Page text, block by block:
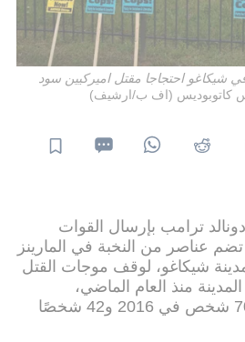
شيكاغو احتجاجا مقتل اميركيين سود
كاتوبوديس (اف ب/ارشيف)
ترامب بإرسال القوات
تضم عناصر من النخبة في المارينز
شيكاغو، لوقف موجات القتل
منذ العام الماضي،
وأسفرت عن مقتل 700 شخص في 2016 و42 شخصًا